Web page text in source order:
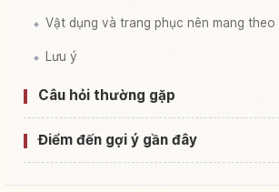
Vật dụng và trang phục nên mang theo
Lưu ý
Câu hỏi thường gặp
Điểm đến gợi ý gần đây